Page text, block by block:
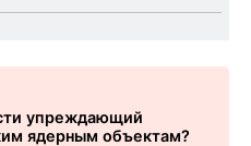
упреждающий
ядерным объектам?